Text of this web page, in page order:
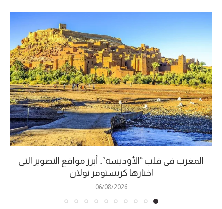
المغرب في قلب “الأوديسة”.. أبرز مواقع التصوير التي
اختارها كريستوفر نولان
06/08/2026